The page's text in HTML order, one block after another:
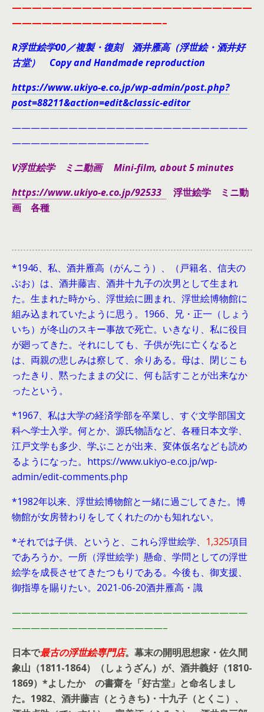
————————————————————————
———————————————–
R浮世絵学00／複製・復刻 酒井雁高（浮世絵・酒井好
古堂） Copy and Handmade reproduction
https://www.ukiyo-e.co.jp/wp-admin/post.php?
post=88211&action=edit&classic-editor
—————————————————————————
——————————————–
V浮世絵学 ミニ動画 Mini-film, about 5 minutes
https://www.ukiyo-e.co.jp/92533
浮世絵学 ミニ動
画 各種
*1946、 私、酒井雁高（がんこう）、（戸籍名、信夫の
ぶお）は、酒井藤吉、酒井十九子の次男として生まれ
た。生まれた時から、浮世絵に囲まれ、浮世絵博物館に
組み込まれていたように思う。1966、兄・正一（しょう
いち）が冬山のスキー事故で死亡。いきなり、私に役目
が廻ってきた。それにしても、子供が先に亡くなると
は、両親の悲しみは察して、余りある。母は、閉じこも
ったきり、黙ったままの父に、何も話すことが出来なか
ったという。
*1967、私は大学の経済学部を卒業し、すぐ文学部国文
科へ学士入学。何とか、源氏物語など、各種日本文学、
江戸文学も多少、学ぶことが出来、変体仮名なども読め
るようになった。https://www.ukiyo-e.co.jp/wp-
admin/edit-comments.php
*1982年以来、浮世絵博物館と一緒に過ごしてきた。博
物館が女房替わりをしてくれたのかも知れない。
*それでは子供、というと、これら浮世絵学、 1,325項目
であろうか。一所（浮世絵学）懸命、学問としての浮世
絵学を成長させてきたつもりである。今後も、御支援、
御指導を賜りたい。2021-06-20酒井雁高・識
—————————————————————————
————————————————–
日本で最古の浮世絵専門店。幕末の開明思想家・ 佐久間
象山（1811-1864）（しょうざん）が、酒井義好（1810-
1869）*よしたか の書齋を「好古堂」と命名しまし
た。 1982、酒井藤吉（とうきち)・十九子（とくこ）、